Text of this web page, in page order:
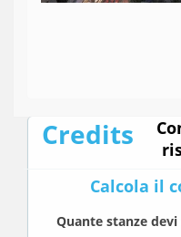
Credits
Calcola il
Quante stanze